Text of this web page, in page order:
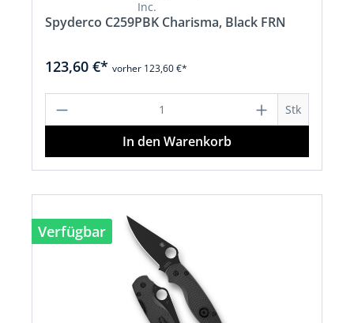
Spyderco C259PBK Charisma, Black FRN
123,60 €* vorher 123,60 €*
Produkt Anzahl: Gib den Stk
In den Warenkorb
Verfügbar